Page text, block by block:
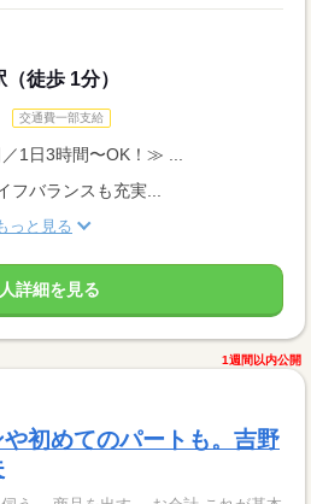
徒歩 1分）
交通費一部支給
1日3時間〜OK！≫ ...
フバランスも充実...
っと見る
詳細を見る
1週間以内公開
初めてのパートも。吉野